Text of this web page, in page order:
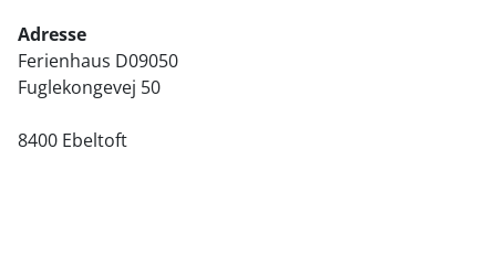
Adresse
Ferienhaus D09050
Fuglekongevej 50
8400 Ebeltoft